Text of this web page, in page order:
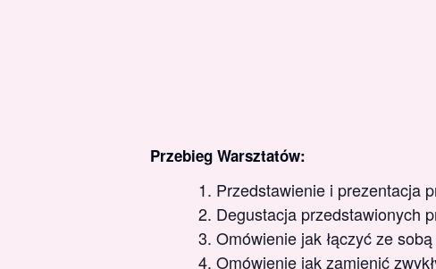
Przebieg Warsztatów:
Przedstawienie i prezentacja
Degustacja przedstawionych
Omówienie jak łączyć ze
Omówienie jak zamienić